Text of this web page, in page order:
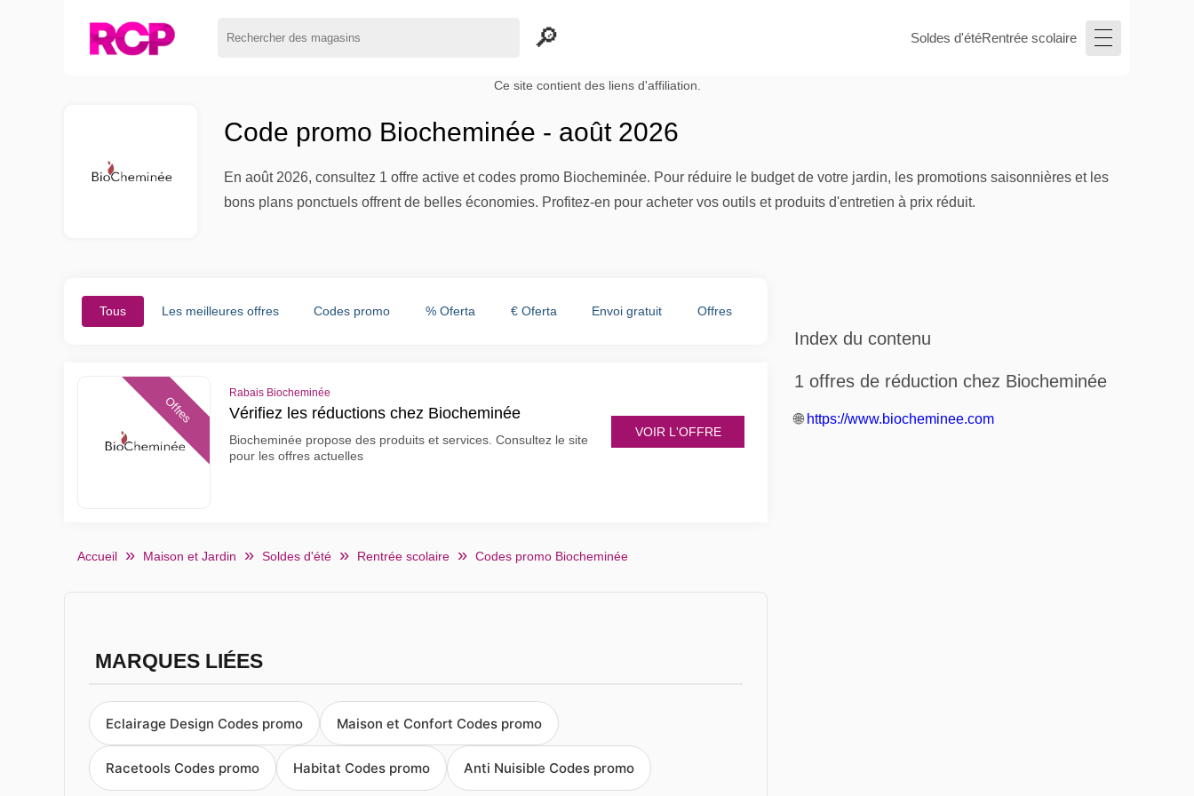
Soldes d'étéRentrée scolaire
Ce site contient des liens d'affiliation.
Code promo Biocheminée - août 2026
En août 2026, consultez 1 offre active et codes promo Biocheminée. Pour réduire le budget de votre jardin, les promotions saisonnières et les
bons plans ponctuels offrent de belles économies. Profitez-en pour acheter vos outils et produits d'entretien à prix réduit.
Tous Les meilleures offres Codes promo % Oferta € Oferta Envoi gratuit Offres
Offres
Rabais Biocheminée
Vérifiez les réductions chez Biocheminée
Biocheminée propose des produits et services. Consultez le site
pour les offres actuelles
VOIR L'OFFRE
Accueil Maison et Jardin Soldes d'été Rentrée scolaire Codes promo Biocheminée
MARQUES LIÉES
Eclairage Design Codes promo Maison et Confort Codes promo
Racetools Codes promo Habitat Codes promo Anti Nuisible Codes promo
Index du contenu
1 offres de réduction chez Biocheminée
🌐 https://www.biocheminee.com